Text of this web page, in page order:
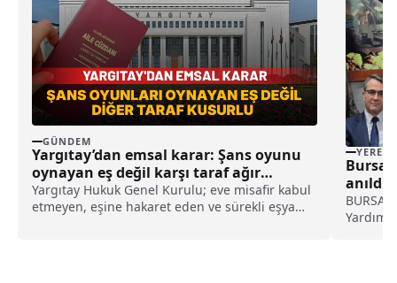
GÜNDEM
Yargıtay’dan emsal karar: Şans oyunu
oynayan eş değil karşı taraf ağır
kusurlu sayıldı
Yargıtay Hukuk Genel Kurulu; eve misafir kabul
etmeyen, eşine hakaret eden ve sürekli eşya
YEREL
anıldı
BURSA